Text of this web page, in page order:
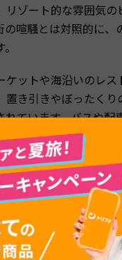
リゾート的な雰囲気の
の喧騒とは対照的に、
ケットや海沿いのレ
置き引きやぼったく
れています。バスや配
エリアとして覚えてお
大型モール周辺
に、五つ星ホテルや
、警備員や監視カメラ
過ごせる環境が整って